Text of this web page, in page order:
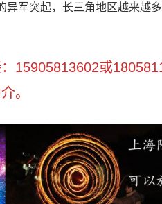
异军突起，长三角地区越来越
15905813602或
。